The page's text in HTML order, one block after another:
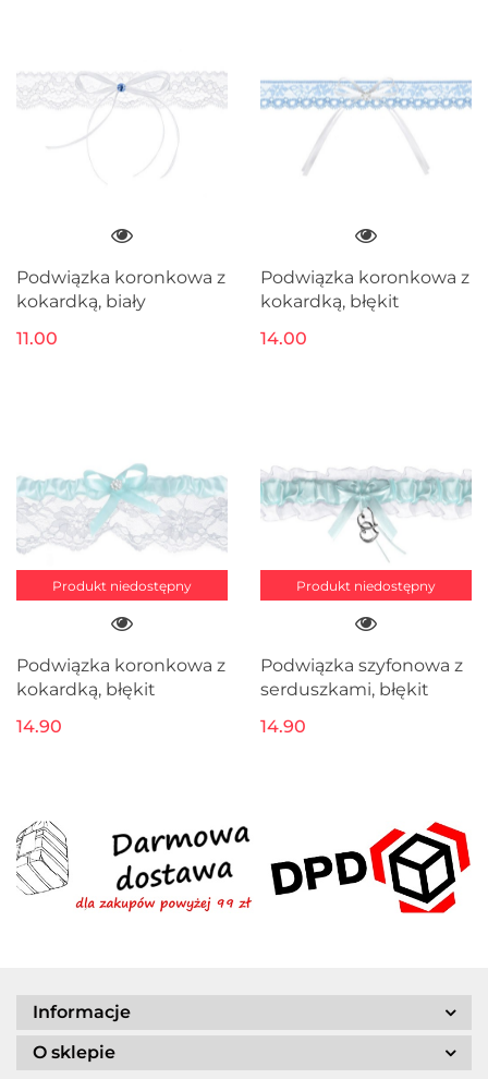
Podwiązka koronkowa z
kokardką, biały
11.00
Podwiązka koronkowa z
kokardką, błękit
14.00
Produkt niedostępny
Podwiązka koronkowa z
kokardką, błękit
14.90
Produkt niedostępny
Podwiązka szyfonowa z
serduszkami, błękit
14.90
Informacje
O sklepie